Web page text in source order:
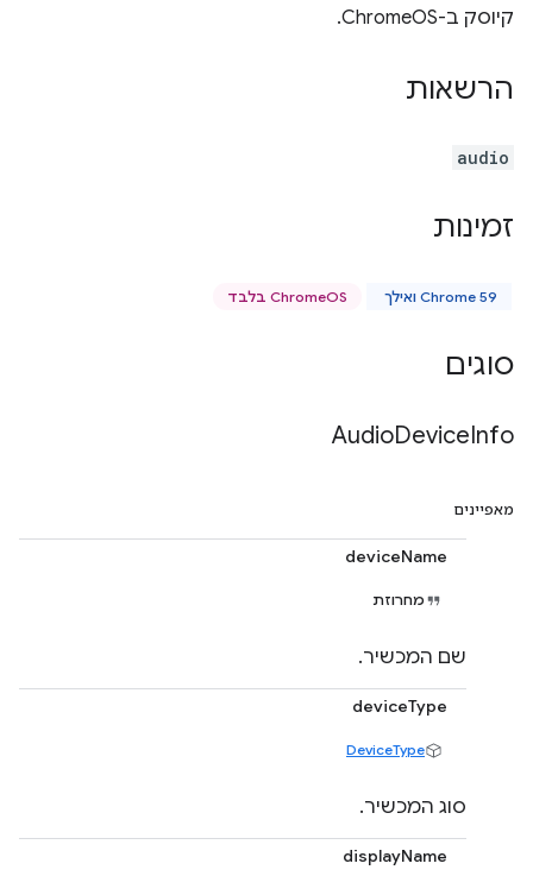
קיוסק ב-ChromeOS.
הרשאות
audio
זמינות
Chrome 59 ואילך ChromeOS בלבד
סוגים
AudioDeviceInfo
מאפיינים
deviceName
מחרוזת
שם המכשיר.
deviceType
DeviceType
סוג המכשיר.
displayName